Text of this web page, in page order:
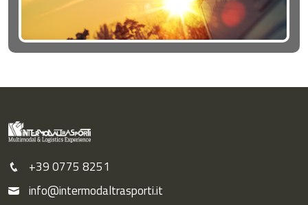
+39 0775 8251
info@intermodaltrasporti.it